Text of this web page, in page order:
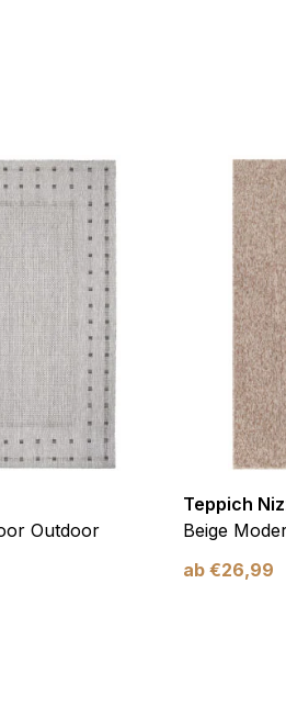
Outdoor
Teppich
Beige
ab €26,99
Websites hinweg zu verfolgen. Das
ansprechend sind und somit
werden und noch keiner
speichern